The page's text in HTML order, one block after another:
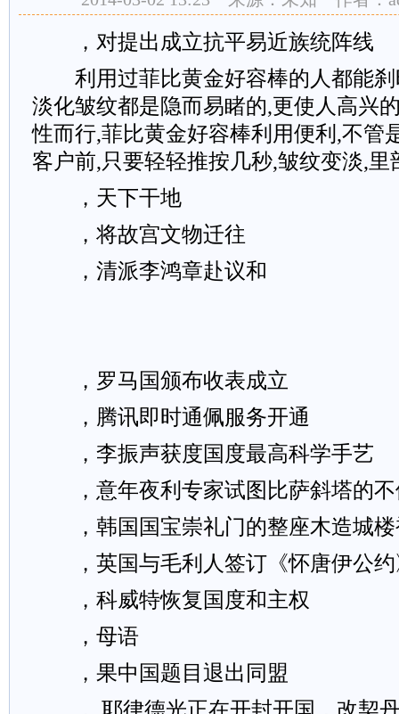
，对提出成立抗平易近族统阵线
利用过菲比黄金好容棒的人都能刹
淡化皱纹都是隐而易睹的,更使人高兴
性而行,菲比黄金好容棒利用便利,不管
客户前,只要轻轻推按几秒,皱纹变淡,
，天下干地
，将故宫文物迁往
，清派李鸿章赴议和
，罗马国颁布收表成立
，腾讯即时通佩服务开通
，李振声获度国度最高科学手艺
，意年夜利专家试图比萨斜塔的不
，韩国国宝崇礼门的整座木造城楼
，英国与毛利人签订《怀唐伊公约
，科威特恢复国度和主权
，母语
，果中国题目退出同盟